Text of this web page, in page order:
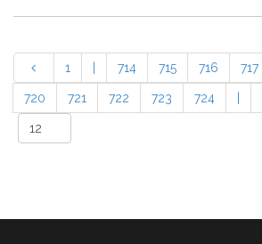
1 714 715 716 717
720 721 722 723 724